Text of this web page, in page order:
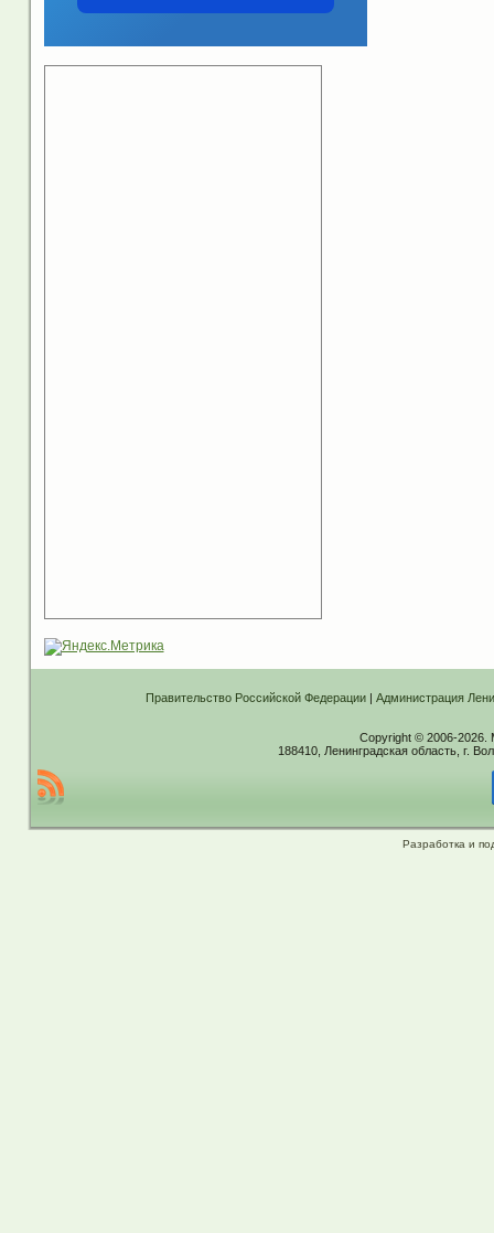
Правительство Российской Федерации| Администрация
Copyright © 2006-2026.
188410, Ленинградская область, г.
Разработка и